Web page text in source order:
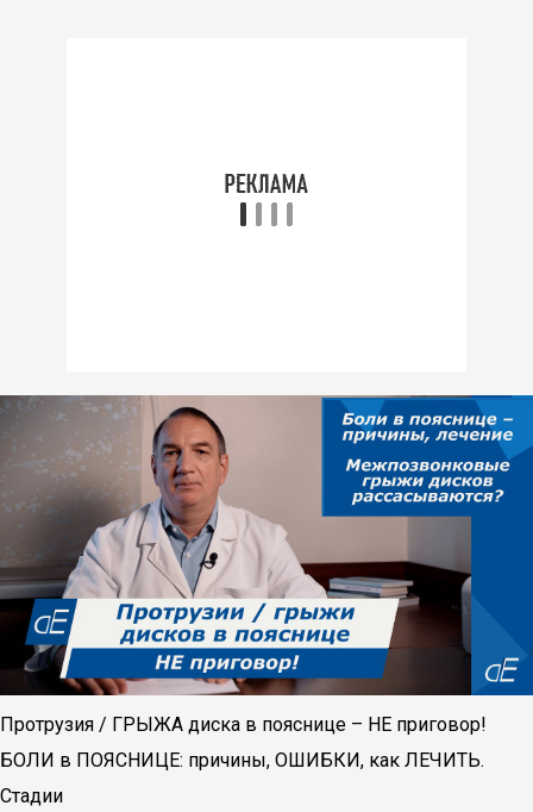
Протрузия / ГРЫЖА диска в пояснице – НЕ приговор!
БОЛИ в ПОЯСНИЦЕ: причины, ОШИБКИ, как ЛЕЧИТЬ.
Стадии